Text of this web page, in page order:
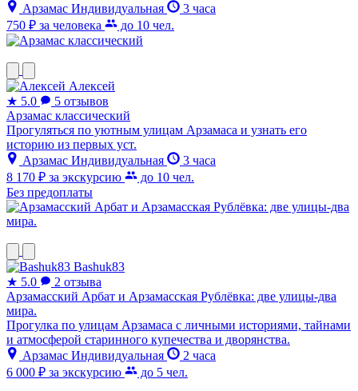
Арзамас Индивидуальная
3 часа
750 ₽ за человека до 10 чел.
Алексей
★ 5.0
5 отзывов
Арзамас классический
Прогуляться по уютным улицам Арзамаса и узнать его
историю из первых уст.
Арзамас Индивидуальная
3 часа
8 170 ₽ за экскурсию
до 10 чел.
Без предоплаты
Bashuk83
★ 5.0
2 отзыва
Арзамасский Арбат и Арзамасская Рублёвка: две улицы-два
мира.
Прогулка по улицам Арзамаса с личными историями, тайнами
и атмосферой старинного купечества и дворянства.
Арзамас Индивидуальная
2 часа
6 000 ₽ за экскурсию до 5 чел.